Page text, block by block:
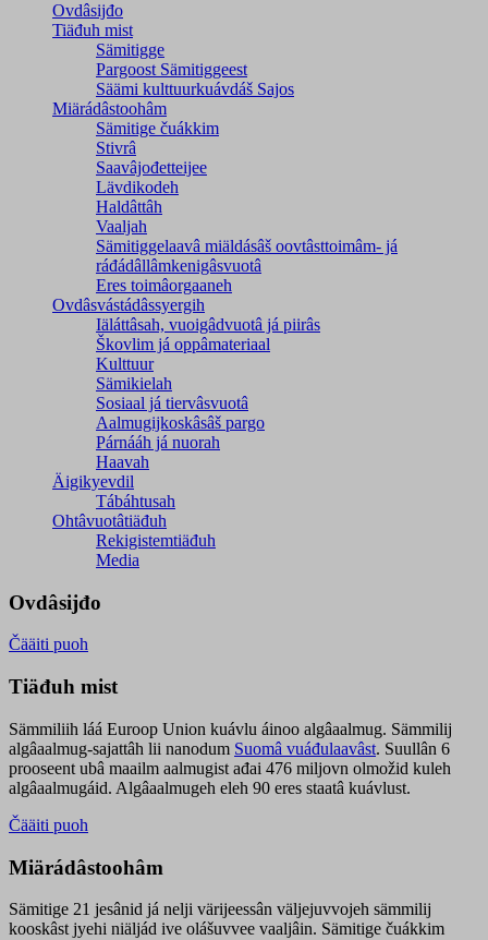
Ovdâsijđo
Tiäđuh mist
Sämitigge
Pargoost Sämitiggeest
Säämi kulttuurkuávdáš Sajos
Miärádâstoohâm
Sämitige čuákkim
Stivrâ
Saavâjođetteijee
Lävdikodeh
Haldâttâh
Vaaljah
Sämitiggelaavâ miäldásâš oovtâsttoimâm- já
ráđádâllâmkenigâsvuotâ
Eres toimâorgaaneh
Ovdâsvástádâssyergih
Iäláttâsah, vuoigâdvuotâ já piirâs
Škovlim já oppâmateriaal
Kulttuur
Sämikielah
Sosiaal já tiervâsvuotâ
Aalmugijkoskâsâš pargo
Párnááh já nuorah
Haavah
Äigikyevdil
Tábáhtusah
Ohtâvuotâtiäđuh
Rekigistemtiäđuh
Media
Ovdâsijđo
Čääiti puoh
Tiäđuh mist
Sämmiliih láá Euroop Union kuávlu áinoo algâaalmug. Sämmilij
algâaalmug-sajattâh lii nanodum Suomâ vuáđulaavâst. Suullân 6
prooseent ubâ maailm aalmugist ađai 476 miljovn olmožid kuleh
algâaalmugáid. Algâaalmugeh eleh 90 eres staatâ kuávlust.
Čääiti puoh
Miärádâstoohâm
Sämitige 21 jesânid já nelji värijeessân väljejuvvojeh sämmilij
kooskâst jyehi niäljád ive olášuvvee vaaljâin. Sämitige čuákkim